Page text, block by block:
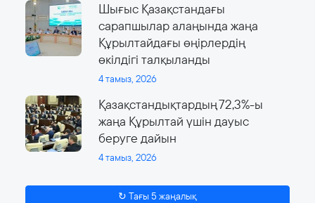
Шығыс Қазақстандағы
сарапшылар алаңында жаңа
Құрылтайдағы өңірлердің
өкілдігі талқыланды
4 тамыз, 2026
Қазақстандықтардың 72,3%-ы
жаңа Құрылтай үшін дауыс
беруге дайын
4 тамыз, 2026
↻ Тағы 5 жаңалық